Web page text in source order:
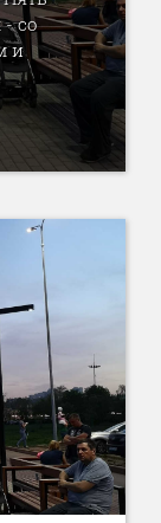
со
и